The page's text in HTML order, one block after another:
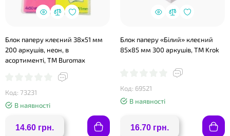
Блок паперу клеєний 38х51 мм
200 аркушів, неон, в
асортименті, ТМ Buromax
Код: 73231
В наявності
14.60 грн.
Блок паперу «Білий» клеєний
85х85 мм 300 аркушів, ТМ Krok
Код: 69521
В наявності
16.70 грн.